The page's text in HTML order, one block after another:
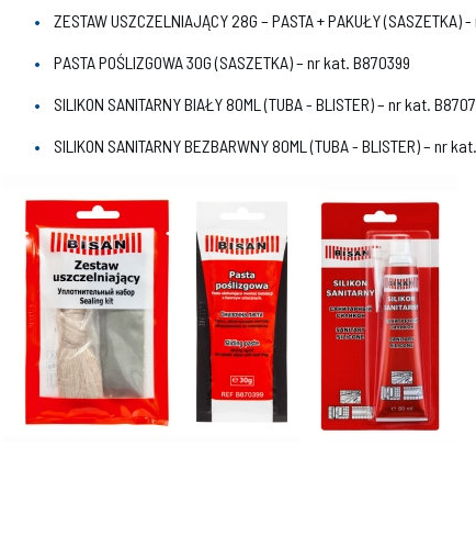
ZESTAW USZCZELNIAJĄCY 28G – PASTA + PAKUŁY
PASTA POŚLIZGOWA 30G (SASZETKA) – nr kat. B870399
SILIKON SANITARNY BIAŁY 80ML (TUBA - BLISTER) – nr kat.
SILIKON SANITARNY BEZBARWNY 80ML (TUBA - BLISTER) – nr